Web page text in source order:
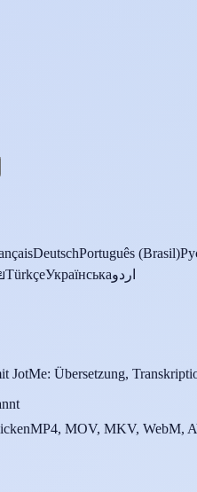
DeutschPortuguês (Brasil)
TürkçeУкраїнськаاردو
JotMe: Übersetzung,
MP4, MOV, MKV, WebM,